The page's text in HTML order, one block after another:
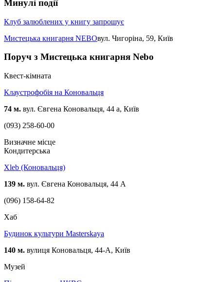
Минулі події
Клуб залюблених у книгу запрошує
Мистецька книгарня NEBOвул. Чигоріна, 59, Київ
Поруч з Мистецька книгарня Nebo
Квест-кімната
Клаустрофобія на Коновальця
74 м. вул. Євгена Коновальця, 44 а, Київ
(093) 258-60-00
Визначне місце
Кондитерська
Xleb (Коновальця)
139 м. вул. Євгена Коновальця, 44 А
(096) 158-64-82
Хаб
Будинок культури Masterskaya
140 м. вулиця Коновальця, 44-А, Київ
Музей